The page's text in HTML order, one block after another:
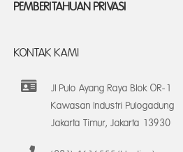
PEMBERITAHUAN PRIVASI
KONTAK KAMI
Jl Pulo Ayang Raya Blok OR-1
Kawasan Industri Pulogadung
Jakarta Timur, Jakarta 13930